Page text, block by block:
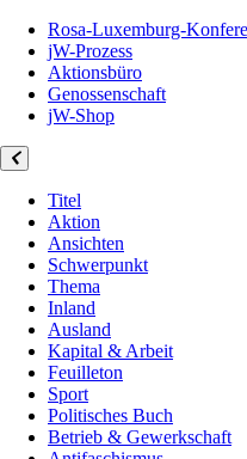
Rosa-Luxemburg-
jW-Prozess
Aktionsbüro
Genossenschaft
jW-Shop
Titel
Aktion
Ansichten
Schwerpunkt
Thema
Inland
Ausland
Kapital & Arbeit
Feuilleton
Sport
Politisches Buch
Betrieb & Gewerkschaft